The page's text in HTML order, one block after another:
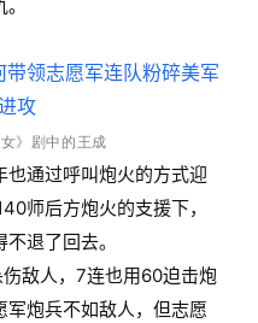
》剧中的王成
通过呼叫炮火的方式迎
师后方炮火的支援下，
退了回去。
敌人，7连也用60迫击炮
炮兵不如敌人，但志愿